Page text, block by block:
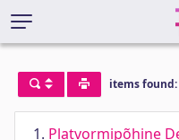
items found:
1. Platvormipõhine